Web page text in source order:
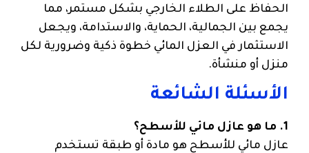
الحفاظ على الطلاء الخارجي بشكل مستمر، مما
يجمع بين الجمالية، الحماية، والاستدامة، ويجعل
الاستثمار في العزل المائي خطوة ذكية وضرورية لكل
منزل أو منشأة.
الأسئلة الشائعة
1. ما هو عازل مائي للأسطح؟
عازل مائي للأسطح هو مادة أو طبقة تستخدم